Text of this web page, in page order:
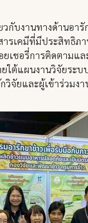
กับงานทางด้านอ
รเคมีที่มีประสิทธิ
เชอรี่การติดตาม
ใต้แผนงานวิจัยระ
ยและผู้เข้าร่วมง